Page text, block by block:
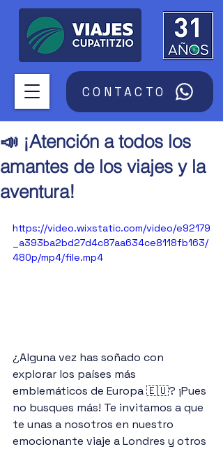
CONTACTO
📣 ¡Atención a todos los
amantes de los viajes y la
aventura!
https://video.wixstatic.com/video/e92179
_a393ba2bd27d4c87aa634ce8118fb163/
480p/mp4/file.mp4
¿Alguna vez has soñado con
explorar los países más
emblemáticos de Europa 🇪🇺? ¡Pues
no busques más! Te invitamos a que
te unas a nosotros en nuestro
emocionante viaje a Londres y otros